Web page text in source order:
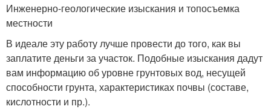
Инженерно-геологические изыскания и топосъемка
местности
В идеале эту работу лучше провести до того, как вы
заплатите деньги за участок. Подобные изыскания дадут
вам информацию об уровне грунтовых вод, несущей
способности грунта, характеристиках почвы (составе,
кислотности и пр.).